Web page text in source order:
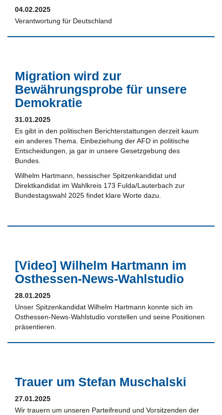
04.02.2025
Verantwortung für Deutschland
Migration wird zur
Bewährungsprobe für unsere
Demokratie
31.01.2025
Es gibt in den politischen Berichterstattungen derzeit kaum
ein anderes Thema. Einbeziehung der AFD in politische
Entscheidungen, ja gar in unsere Gesetzgebung des
Bundes.
Wilhelm Hartmann, hessischer Spitzenkandidat und
Direktkandidat im Wahlkreis 173 Fulda/Lauterbach zur
Bundestagswahl 2025 findet klare Worte dazu.
[Video] Wilhelm Hartmann im
Osthessen-News-Wahlstudio
28.01.2025
Unser Spitzenkandidat Wilhelm Hartmann konnte sich im
Osthessen-News-Wahlstudio vorstellen und seine Positionen
präsentieren.
Trauer um Stefan Muschalski
27.01.2025
Wir trauern um unseren Parteifreund und Vorsitzenden der